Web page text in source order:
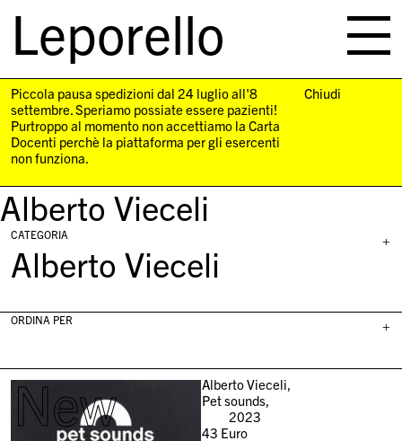
Leporello
navigation
Piccola pausa spedizioni dal 24 luglio all'8
settembre. Speriamo possiate essere pazienti!
Purtroppo al momento non accettiamo la Carta
Docenti perchè la piattaforma per gli esercenti
non funziona.
Chiudi
Alberto Vieceli
+
CATEGORIA
Alberto Vieceli
+
ORDINA PER
New
Alberto Vieceli,
Pet sounds,
2023
43 Euro